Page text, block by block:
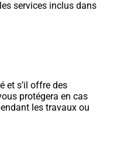
services inclus dans
et s’il offre des
protégera en cas
les travaux ou